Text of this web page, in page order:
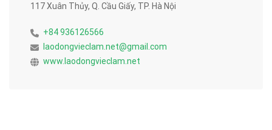
117 Xuân Thủy, Q. Cầu Giấy, TP. Hà Nội
+84 936126566
laodongvieclam.net@gmail.com
www.laodongvieclam.net